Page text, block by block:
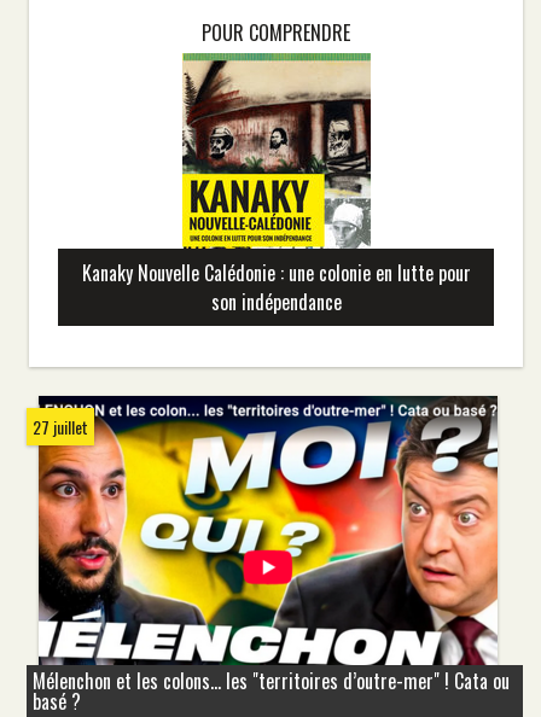
POUR COMPRENDRE
Kanaky Nouvelle Calédonie : une colonie en lutte pour
son indépendance
27 juillet
Mélenchon et les colons... les "territoires d’outre-mer" ! Cata ou
basé ?